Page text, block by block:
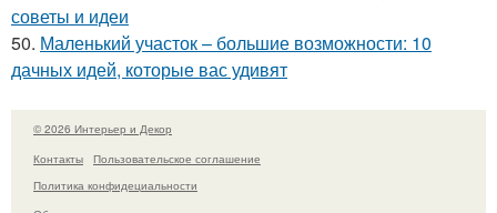
советы и идеи
50. Маленький участок – большие возможности: 10
дачных идей, которые вас удивят
© 2026 Интерьер и Декор
Контакты
Пользовательское соглашение
Политика конфидециальности